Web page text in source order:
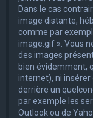
Dans le cas
image distante,
comme par
image.gif ». Vous
des images
bien évidemment,
internet), ni insérer
derrière un
par exemple les
Outlook ou de